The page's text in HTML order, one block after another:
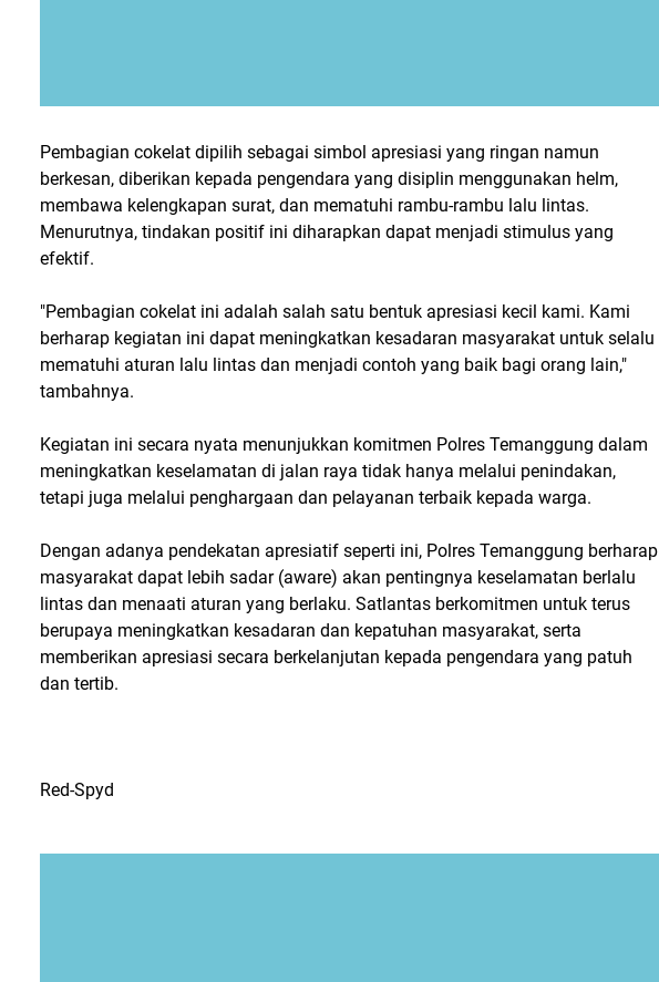
Pembagian cokelat dipilih sebagai simbol apresiasi yang ringan namun
berkesan, diberikan kepada pengendara yang disiplin menggunakan helm,
membawa kelengkapan surat, dan mematuhi rambu-rambu lalu lintas.
Menurutnya, tindakan positif ini diharapkan dapat menjadi stimulus yang
efektif.
"Pembagian cokelat ini adalah salah satu bentuk apresiasi kecil kami. Kami
berharap kegiatan ini dapat meningkatkan kesadaran masyarakat untuk selalu
mematuhi aturan lalu lintas dan menjadi contoh yang baik bagi orang lain,"
tambahnya.
Kegiatan ini secara nyata menunjukkan komitmen Polres Temanggung dalam
meningkatkan keselamatan di jalan raya tidak hanya melalui penindakan,
tetapi juga melalui penghargaan dan pelayanan terbaik kepada warga.
Dengan adanya pendekatan apresiatif seperti ini, Polres Temanggung berharap
masyarakat dapat lebih sadar (aware) akan pentingnya keselamatan berlalu
lintas dan menaati aturan yang berlaku. Satlantas berkomitmen untuk terus
berupaya meningkatkan kesadaran dan kepatuhan masyarakat, serta
memberikan apresiasi secara berkelanjutan kepada pengendara yang patuh
dan tertib.
Red-Spyd